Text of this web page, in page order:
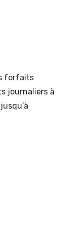
forfaits
journaliers à